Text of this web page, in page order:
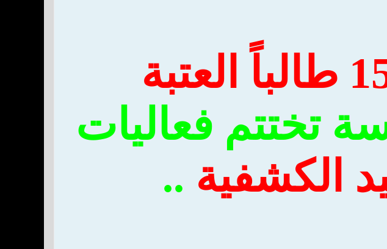
تختتم فعاليات
الكشفية ..